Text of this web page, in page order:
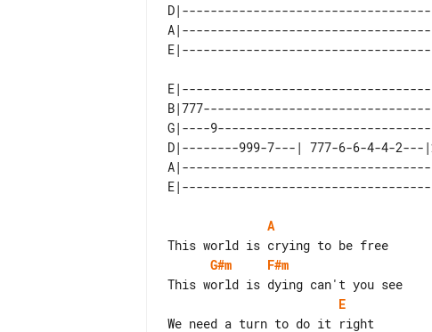
G|----
D|--------999-7---| 777-6-6-4-4-
A
G#m
F#m
E